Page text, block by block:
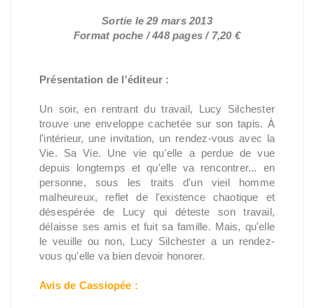
Sortie le 29 mars 2013
Format poche / 448 pages / 7,20 €
Présentation de l'éditeur :
Un soir, en rentrant du travail, Lucy Silchester
trouve une enveloppe cachetée sur son tapis. À
l'intérieur, une invitation, un rendez-vous avec la
Vie. Sa Vie. Une vie qu'elle a perdue de vue
depuis longtemps et qu'elle va rencontrer... en
personne, sous les traits d'un vieil homme
malheureux, reflet de l'existence chaotique et
désespérée de Lucy qui déteste son travail,
délaisse ses amis et fuit sa famille. Mais, qu'elle
le veuille ou non, Lucy Silchester a un rendez-
vous qu'elle va bien devoir honorer.
Avis de Cassiopée :